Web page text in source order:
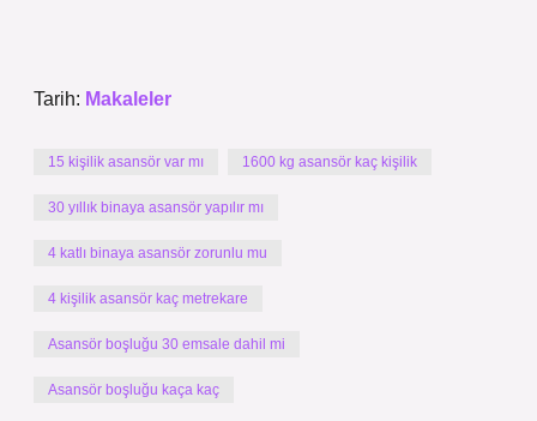
Tarih: Makaleler
15 kişilik asansör var mı 1600 kg asansör kaç kişilik
30 yıllık binaya asansör yapılır mı
4 katlı binaya asansör zorunlu mu
4 kişilik asansör kaç metrekare
Asansör boşluğu 30 emsale dahil mi
Asansör boşluğu kaça kaç